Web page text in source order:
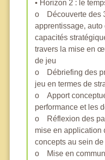
• Horizon 2 : le
o Découverte des
apprentissage,
capacités
travers la mise en
de jeu
o Débriefing des
jeu en termes de
o Apport
performance et les
o Réflexion des
mise en application
concepts au sein
o Mise en commun